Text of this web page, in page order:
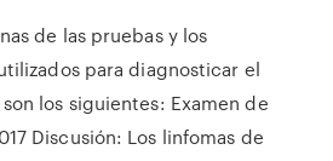
de las pruebas y los
para diagnosticar el
los siguientes: Examen de
Discusión: Los linfomas de